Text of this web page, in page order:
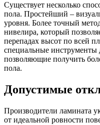
Существует несколько
пола. Простейший –
уровня. Более точный
нивелира, который
перепадах высот по всей
специальные инструменты
позволяющие получить
пола.
Допустимые
Производители ламината
от идеальной ровности